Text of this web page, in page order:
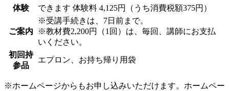
体験
できます 体験料 4,125円（うち消費税額375円）
ご案内
※受講手続きは、7日前まで。
※教材費2,200円（1回）は、毎回、講師にお支払
いください。
初回持
参品
エプロン、お持ち帰り用袋
※ホームページからもお申し込みいただけます。ホームペー